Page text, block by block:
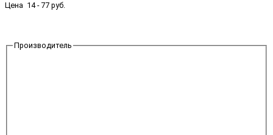
Цена 14- 77 руб.
Производитель